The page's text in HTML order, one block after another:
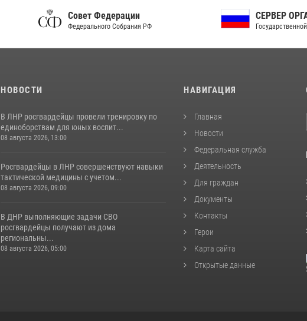
Совет Федерации
Федерального Собрания РФ
СЕРВЕР ОРГАНОВ
Государственной власти РФ
НОВОСТИ
В ЛНР росгвардейцы провели тренировку по
единоборствам для юных воспит...
08 августа 2026, 13:00
Росгвардейцы в ЛНР совершенствуют навыки
тактической медицины с учетом...
08 августа 2026, 09:00
В ДНР выполняющие задачи СВО
росгвардейцы получают из дома
региональны...
08 августа 2026, 05:00
НАВИГАЦИЯ
Главная
Новости
Федеральная служба
Деятельность
Для граждан
Документы
Контакты
Герои
Карта сайта
Открытые данные